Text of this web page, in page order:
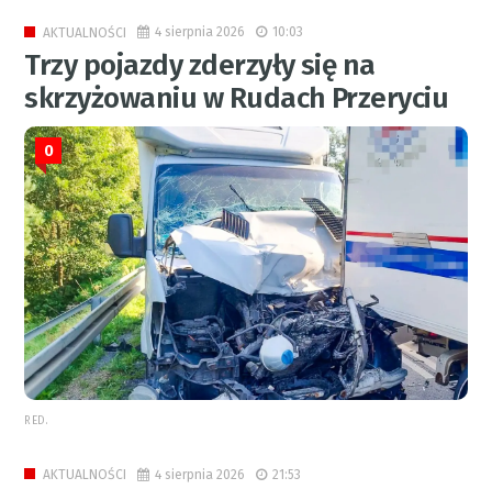
AKTUALNOŚCI 4 sierpnia 2026 10:03
Trzy pojazdy zderzyły się na
skrzyżowaniu w Rudach Przeryciu
0
RED.
AKTUALNOŚCI 4 sierpnia 2026 21:53